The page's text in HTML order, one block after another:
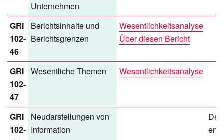
Unternehmen
GRI
102-
46
Berichtsinhalte und
Berichtsgrenzen
Wesentlichkeitsanalyse
Über diesen Bericht
GRI
102-
47
Wesentliche Themen Wesentlichkeitsanalyse
GRI
102-
Neudarstellungen von
Information